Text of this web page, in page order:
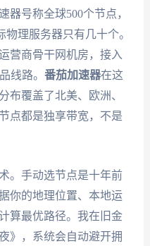
器号称全球500个节点，
理服务器只有几十个。
营商骨干网机房，接入
线路。 番茄加速器在这
布覆盖了北美、欧洲、
点都是独享带宽，不是
。手动选节点是十年前
你的地理位置、本地运
算最优路径。我在旧金
》，系统会自动避开拥